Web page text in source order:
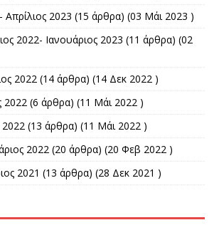
Απρίλιος 2023 (15 άρθρα) (03 Μάι 2023 )
2022- Ιανουάριος 2023 (11 άρθρα) (02
2022 (14 άρθρα) (14 Δεκ 2022 )
2022 (6 άρθρα) (11 Μάι 2022 )
(13 άρθρα) (11 Μάι 2022 )
2022 (20 άρθρα) (20 Φεβ 2022 )
2021 (13 άρθρα) (28 Δεκ 2021 )